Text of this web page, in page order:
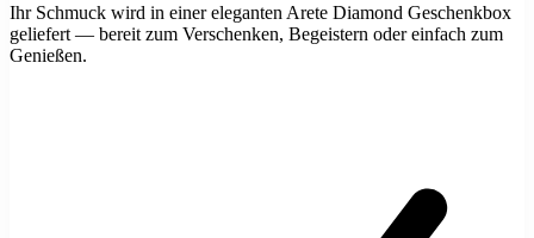
Ihr Schmuck wird in einer eleganten Arete Diamond Geschenkbox
geliefert — bereit zum Verschenken, Begeistern oder einfach zum
Genießen.